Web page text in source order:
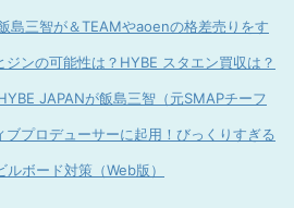
島三智が＆TEAMやaoenの格差売りをす
ンの可能性は？HYBE スタエン買収は？
JAPANが飯島三智（元SMAPチーフ
プロデューサーに起用！びっくりすぎる
ルボード対策（Web版）